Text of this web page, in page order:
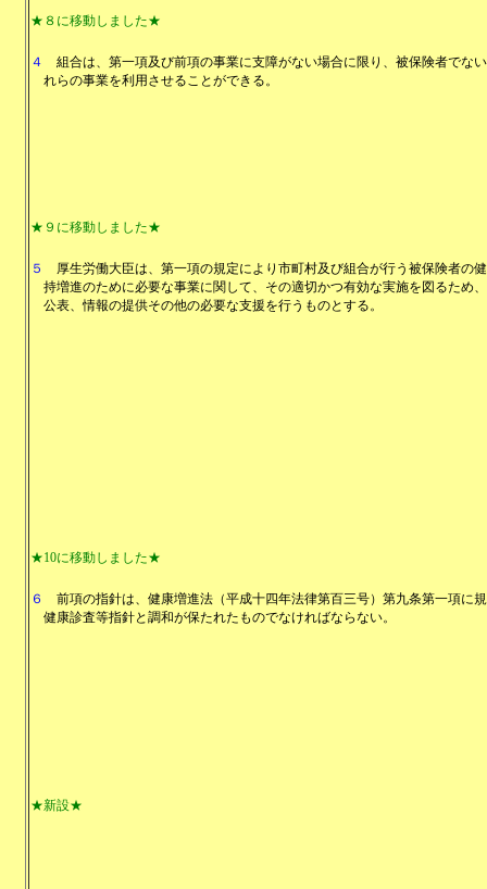
★８に移動しました★
４
組合は、第一項及び前項の事業に支障がない場合に限り、被保険者でな
れらの事業を利用させることができる。
★９に移動しました★
５
厚生労働大臣は、第一項の規定により市町村及び組合が行う被保険者の
持増進のために必要な事業に関して、その適切かつ有効な実施を図るため
公表、情報の提供その他の必要な支援を行うものとする。
★10に移動しました★
６
前項の指針は、健康増進法（平成十四年法律第百三号）第九条第一項に
健康診査等指針と調和が保たれたものでなければならない。
★新設★